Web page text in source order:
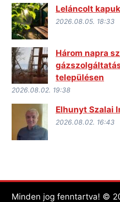
Leláncolt kapuk
2026.08.05. 18:33
Három napra
településen
2026.08.02. 19:38
Elhunyt Szalai
2026.08.02. 16:43
Minden jog fenntartva! ©